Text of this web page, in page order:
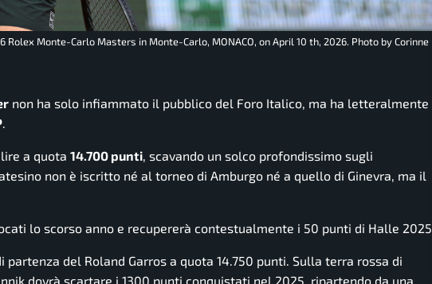
Monte-Carlo Masters in Monte-Carlo, MONACO, on April 10 th, 2026. Photo by Corinne
non ha solo infiammato il pubblico del Foro Italico, ma ha letteralmente
a quota 14.700 punti , scavando un solco profondissimo sugli
non è iscritto né al torneo di Amburgo né a quello di Ginevra, ma il
lo scorso anno e recupererà contestualmente i 50 punti di Halle 2025.
del Roland Garros a quota 14.750 punti. Sulla terra rossa di
dovrà scartare i 1300 punti conquistati nel 2025, ripartendo da una